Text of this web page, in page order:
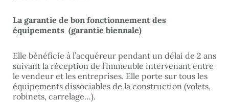
La garantie de bon fonctionnement des
équipements (garantie biennale)
Elle bénéficie à l’acquéreur pendant un délai de 2 ans
suivant la réception de l’immeuble intervenant entre
le vendeur et les entreprises. Elle porte sur tous les
équipements dissociables de la construction (volets,
robinets, carrelage…).